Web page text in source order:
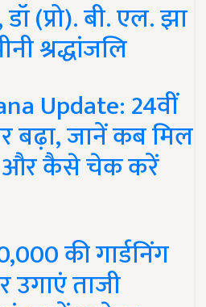
(प्रो). बी. एल. झा
श्रद्धांजलि
Update: 24वीं
बढ़ा, जानें कब मिल
और कैसे चेक करें
की गार्डनिंग
ताजी